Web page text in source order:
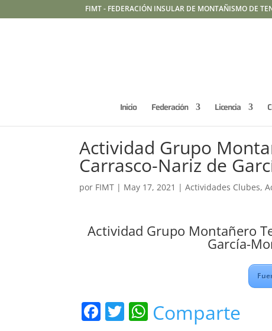
FIMT - FEDERACIÓN INSULAR DE MONTAÑISMO DE
Inicio Federación Licencia
Actividad Grupo
Carrasco-Nariz de
por FIMT | May 17, 2021 |Actividades Clubes,
Actividad Grupo Montañero
García-
F T W
Comparte